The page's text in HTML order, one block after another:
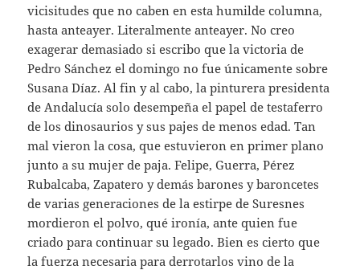
vicisitudes que no caben en esta humilde columna,
hasta anteayer. Literalmente anteayer. No creo
exagerar demasiado si escribo que la victoria de
Pedro Sánchez el domingo no fue únicamente sobre
Susana Díaz. Al fin y al cabo, la pinturera presidenta
de Andalucía solo desempeña el papel de testaferro
de los dinosaurios y sus pajes de menos edad. Tan
mal vieron la cosa, que estuvieron en primer plano
junto a su mujer de paja. Felipe, Guerra, Pérez
Rubalcaba, Zapatero y demás barones y baroncetes
de varias generaciones de la estirpe de Suresnes
mordieron el polvo, qué ironía, ante quien fue
criado para continuar su legado. Bien es cierto que
la fuerza necesaria para derrotarlos vino de la